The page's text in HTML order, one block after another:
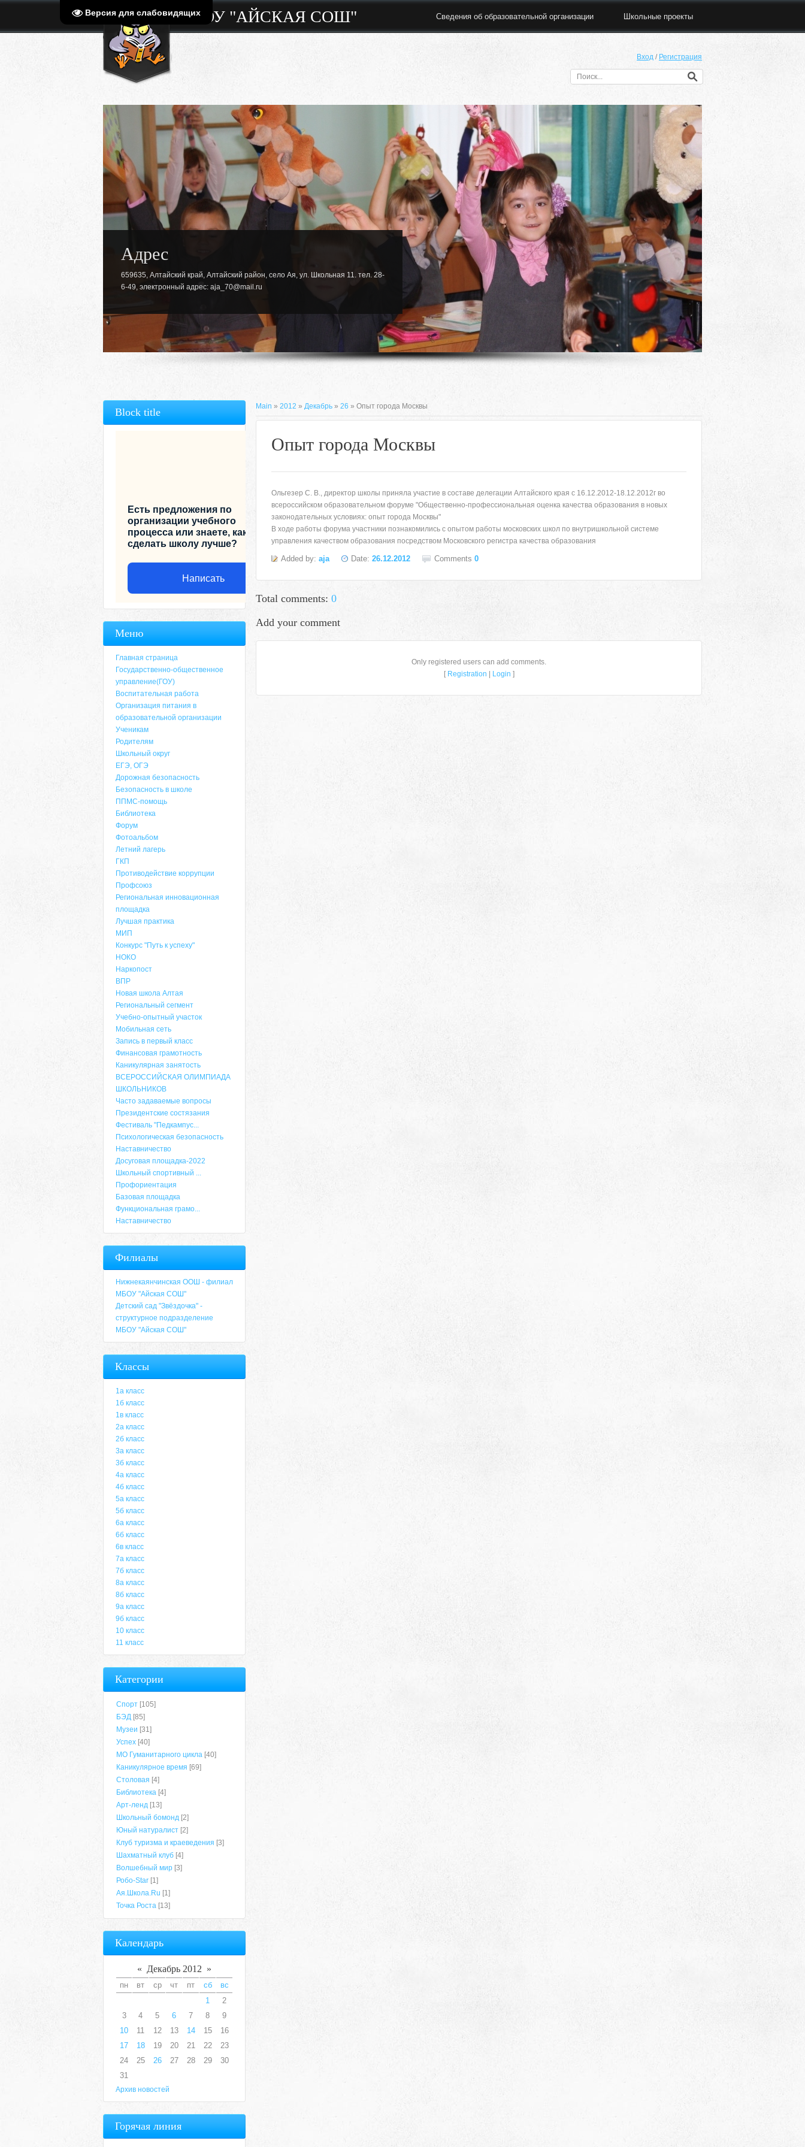
Версия для слабовидящихМБОУ "АЙСКАЯ СОШ" Сведения об образовательной организации Школьные проекты
Вход / Регистрация
Адрес
659635, Алтайский край, Алтайский район, село Ая, ул. Школьная 11. тел. 28-
6-49, электронный адрес: aja_70@mail.ru
Адрес
6-49, электронный адрес: aja_70@mail.ru
Адрес
659635, Алтайский край, Алтайский район, село Ая, ул. Школьная 11. тел. 28-
6-49, электронный адрес: aja_70@mail.ru
6-49, электронный адрес: aja_70@mail.ru
Адрес
Main » 2012 » Декабрь » 26 » Опыт города Москвы
Опыт города Москвы
Ольгезер С. В., директор школы приняла участие в составе делегации Алтайского края с 16.12.2012-18.12.2012г во
всероссийском образовательном форуме "Общественно-профессиональная оценка качества образования в новых
законодательных условиях: опыт города Москвы"
В ходе работы форума участники познакомились с опытом работы московских школ по внутришкольной системе
управления качеством образования посредством Московского регистра качества образования
Added by: aja Date: 26.12.2012 Comments 0
Total comments: 0
Add your comment
Only registered users can add comments.
[ Registration Login ]
Block title
Есть предложения по
организации учебного
процесса или знаете, как
сделать школу лучше?
Написать
Меню
Главная страница
Государственно-общественное
управление(ГОУ)
Воспитательная работа
Организация питания в
образовательной организации
Ученикам
Родителям
Школьный округ
ЕГЭ, ОГЭ
Дорожная безопасность
Безопасность в школе
ППМС-помощь
Библиотека
Форум
Фотоальбом
Летний лагерь
ГКП
Противодействие коррупции
Профсоюз
Региональная инновационная
площадка
Лучшая практика
МИП
Конкурс "Путь к успеху"
НОКО
Наркопост
ВПР
Новая школа Алтая
Региональный сегмент
Учебно-опытный участок
Мобильная сеть
Запись в первый класс
Финансовая грамотность
Каникулярная занятость
ВСЕРОССИЙСКАЯ ОЛИМПИАДА
ШКОЛЬНИКОВ
Часто задаваемые вопросы
Президентские состязания
Фестиваль "Педкампус...
Психологическая безопасность
Наставничество
Досуговая площадка-2022
Школьный спортивный ...
Профориентация
Базовая площадка
Функциональная грамо...
Наставничество
Филиалы
Нижнекаянчинская ООШ - филиал
МБОУ "Айская СОШ"
Детский сад "Звёздочка" -
структурное подразделение
МБОУ "Айская СОШ"
Классы
1а класс
1б класс
1в класс
2а класс
2б класс
3а класс
3б класс
4а класс
4б класс
5а класс
5б класс
6а класс
6б класс
6в класс
7а класс
7б класс
8а класс
8б класс
9а класс
9б класс
10 класс
11 класс
Категории
Спорт [105]
БЭД [85]
Музеи [31]
Успех [40]
МО Гуманитарного цикла [40]
Каникулярное время [69]
Столовая [4]
Библиотека [4]
Арт-ленд [13]
Школьный бомонд [2]
Юный натуралист [2]
Клуб туризма и краеведения [3]
Шахматный клуб [4]
Волшебный мир [3]
Робо-Star [1]
Ая.Школа.Ru [1]
Точка Роста [13]
Календарь
« Декабрь 2012 »
пн вт ср чт пт сб
вс
1
2
3
4 5 6 7 8
9
10
11 12 13 14 15
16
17
18 19 20 21 22
23
24
25 26 27 28 29
30
31
Архив новостей
Горячая линия